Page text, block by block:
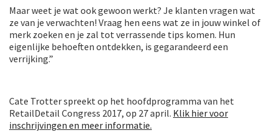
Maar weet je wat ook gewoon werkt? Je klanten vragen wat
ze van je verwachten! Vraag hen eens wat ze in jouw winkel of
merk zoeken en je zal tot verrassende tips komen. Hun
eigenlijke behoeften ontdekken, is gegarandeerd een
verrijking.”
Cate Trotter spreekt op het hoofdprogramma van het
RetailDetail Congress 2017, op 27 april. Klik hier voor
inschrijvingen en meer informatie.